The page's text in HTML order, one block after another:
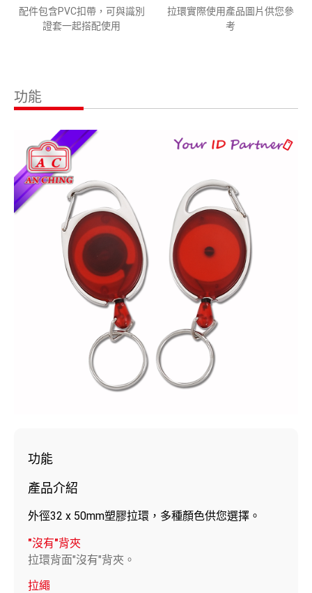
配件包含PVC扣帶，可與識別
證套一起搭配使用
拉環實際使用產品圖片供您參
考
功能
功能
產品介紹
外徑32 x 50mm塑膠拉環，多種顏色供您選擇。
"沒有"背夾
拉環背面"沒有"背夾。
拉繩